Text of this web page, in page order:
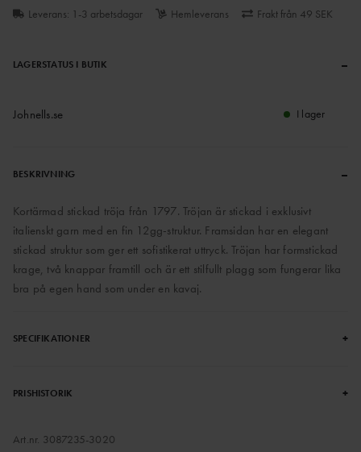
Leverans: 1-3 arbetsdagar Hemleverans Frakt från 49 SEK
LAGERSTATUS I BUTIK –
Johnells.se I lager
BESKRIVNING –
Kortärmad stickad tröja från 1797. Tröjan är stickad i exklusivt
italienskt garn med en fin 12gg-struktur. Framsidan har en elegant
stickad struktur som ger ett sofistikerat uttryck. Tröjan har formstickad
krage, två knappar framtill och är ett stilfullt plagg som fungerar lika
bra på egen hand som under en kavaj.
SPECIFIKATIONER +
PRISHISTORIK +
Art.nr. 3087235-3020